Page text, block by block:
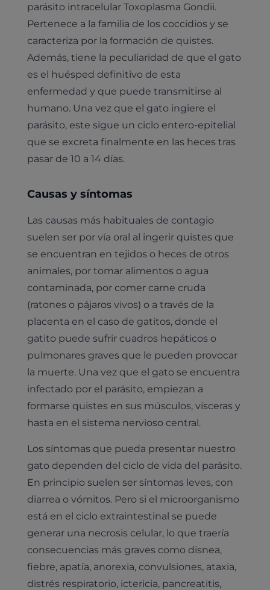
parásito intracelular Toxoplasma Gondii.
Pertenece a la familia de los coccidios y se
caracteriza por la formación de quistes.
Además, tiene la peculiaridad de que el gato
es el huésped definitivo de esta
enfermedad y que puede transmitirse al
humano. Una vez que el gato ingiere el
parásito, este sigue un ciclo entero-epitelial
que se excreta finalmente en las heces tras
pasar de 10 a 14 días.
Causas y síntomas
Las causas más habituales de contagio
suelen ser por vía oral al ingerir quistes que
se encuentran en tejidos o heces de otros
animales, por tomar alimentos o agua
contaminada, por comer carne cruda
(ratones o pájaros vivos) o a través de la
placenta en el caso de gatitos, donde el
gatito puede sufrir cuadros hepáticos o
pulmonares graves que le pueden provocar
la muerte. Una vez que el gato se encuentra
infectado por el parásito, empiezan a
formarse quistes en sus músculos, vísceras y
hasta en el sistema nervioso central.
Los síntomas que pueda presentar nuestro
gato dependen del ciclo de vida del parásito.
En principio suelen ser síntomas leves, con
diarrea o vómitos. Pero si el microorganismo
está en el ciclo extraintestinal se puede
generar una necrosis celular, lo que traería
consecuencias más graves como disnea,
fiebre, apatía, anorexia, convulsiones, ataxia,
distrés respiratorio, ictericia, pancreatitis,